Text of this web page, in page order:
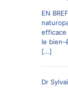
EN
le bien-
[…]
Dr